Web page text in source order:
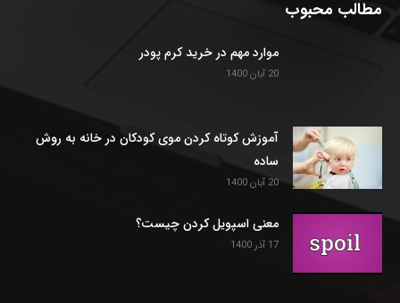
مطالب محبوب
موارد مهم در خرید کرم پودر
20 آبان 1400
آموزش کوتاه کردن موی کودکان در خانه به روش
ساده
20 آبان 1400
معنی اسپویل کردن چیست؟
17 آذر 1400